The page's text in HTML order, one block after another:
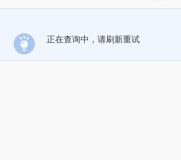
正在查询中，请刷新重试